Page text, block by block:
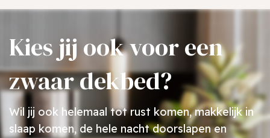
Kies jij ook voor een
zwaar dekbed?
Wil jij ook helemaal tot rust komen, makkelijk in
slaap komen, de hele nacht doorslapen en